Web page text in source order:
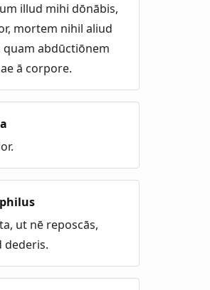
illud mihi dōnābis,
mortem nihil aliud
quam abdūctiōnem
ā corpore.
ut nē reposcās,
dederis.